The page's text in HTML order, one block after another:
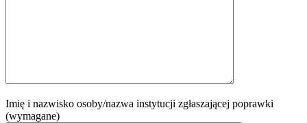
Imię i nazwisko osoby/nazwa instytucji zgłaszającej poprawki
(wymagane)